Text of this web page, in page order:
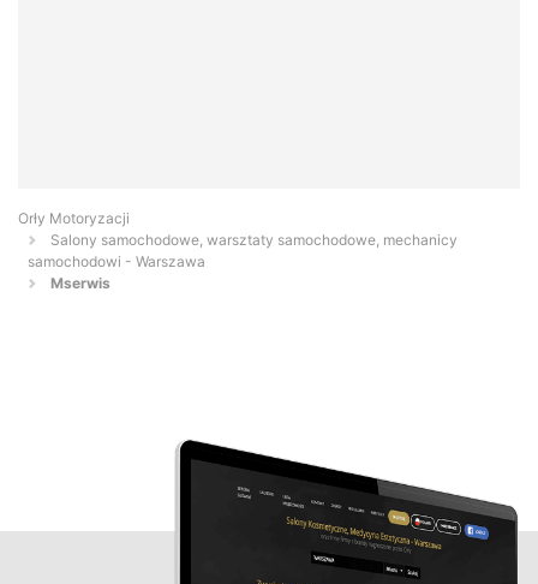
Orły Motoryzacji
Salony samochodowe, warsztaty samochodowe, mechanicy
samochodowi - Warszawa
Mserwis